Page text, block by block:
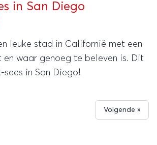
in San Diego
leuke stad in Californië met een
en waar genoeg te beleven is. Dit
sees in San Diego!
Volgende »